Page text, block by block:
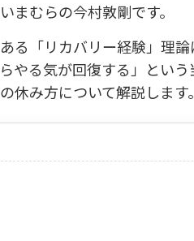
まむらの今村敦剛です。
「リカバリー経験」理論
やる気が回復する」とい
み方について解説します。